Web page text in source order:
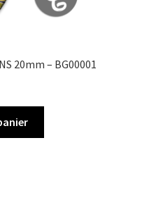
20mm – BG00001